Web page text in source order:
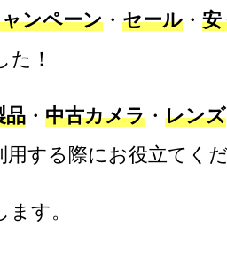
ンペーン ・ セール ・ 安
！
品 ・ 中古カメラ ・ レンズ
用する際にお役立てく
す。